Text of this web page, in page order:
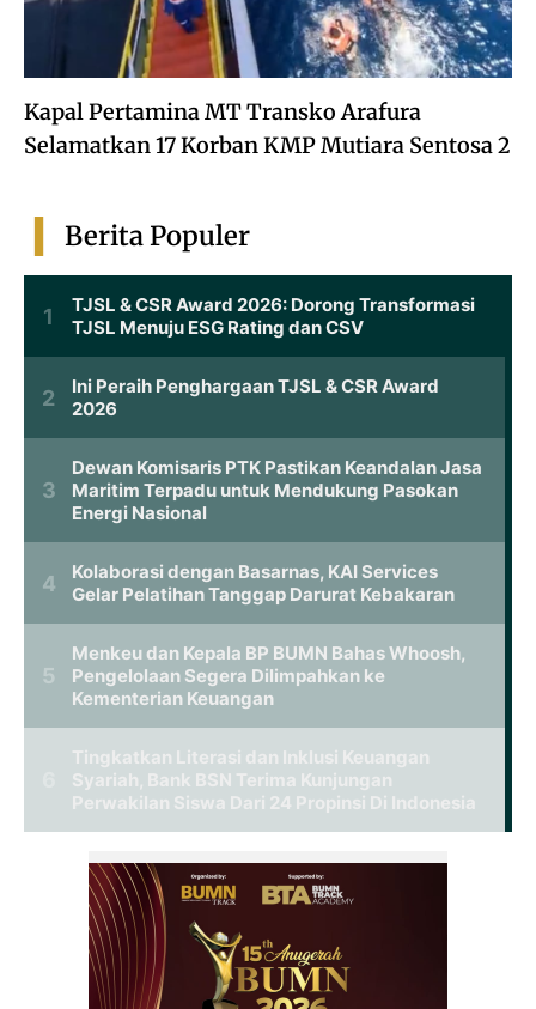
Kapal Pertamina MT Transko Arafura
Selamatkan 17 Korban KMP Mutiara Sentosa 2
Berita Populer